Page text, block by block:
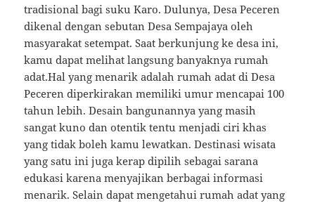
tradisional bagi suku Karo. Dulunya, Desa Peceren
dikenal dengan sebutan Desa Sempajaya oleh
masyarakat setempat. Saat berkunjung ke desa ini,
kamu dapat melihat langsung banyaknya rumah
adat.Hal yang menarik adalah rumah adat di Desa
Peceren diperkirakan memiliki umur mencapai 100
tahun lebih. Desain bangunannya yang masih
sangat kuno dan otentik tentu menjadi ciri khas
yang tidak boleh kamu lewatkan. Destinasi wisata
yang satu ini juga kerap dipilih sebagai sarana
edukasi karena menyajikan berbagai informasi
menarik. Selain dapat mengetahui rumah adat yang